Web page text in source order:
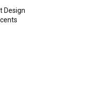
Design